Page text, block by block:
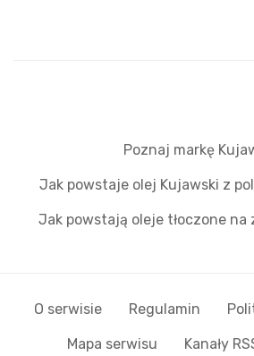
Poznaj markę
Jak powstaje olej Kujawski z
Jak powstają oleje tłoczone na
O serwisie Regulamin
Mapa serwisu Kanały